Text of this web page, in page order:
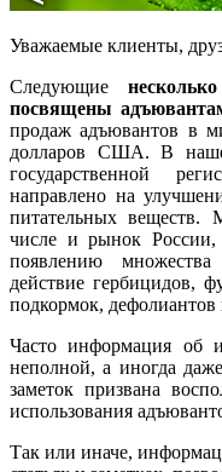
Уважаемые клиенты,
Следующие
посвящены
продаж адъювантов в
долларов США. В
государственной
направлено на
питательных
числе и рынок России,
появлению
действие гербицидов,
подкормок,
Часто информация об
неполной, а иногда
заметок призвана
использования
Так или иначе,